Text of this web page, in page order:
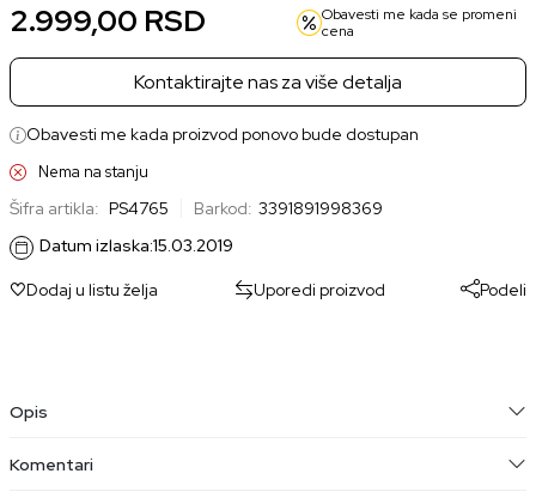
2.999,00 RSD
Obavesti me kada se promeni
cena
Kontaktirajte nas za više detalja
Obavesti me kada proizvod ponovo bude dostupan
Nema na stanju
Šifra artikla: PS4765 Barkod: 3391891998369
Datum izlaska:15.03.2019
Dodaj u listu želja Uporedi proizvod Podeli
Opis
Komentari